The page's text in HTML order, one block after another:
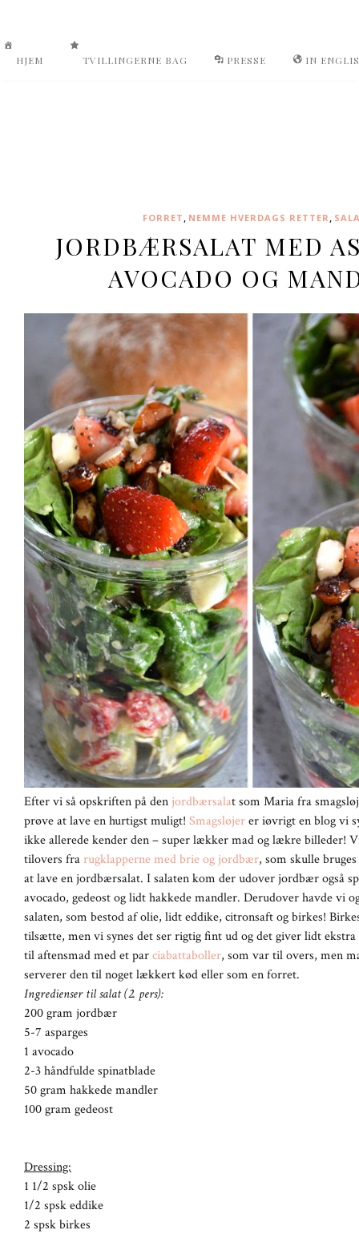
HJEM TVILLINGERNE BAG PRESSE IN
FORRET , NEMME HVERDAGS RETTER ,
JORDBÆRSALAT MED
AVOCADO OG
Efter vi så opskriften på den jordbærsalat som Maria fra
prøve at lave en hurtigst muligt! Smagsløjerer iøvrigt en blog vi
ikke allerede kender den – super lækker mad og lækre billeder!
tilovers frarugklapperne med brie og jordbær, som skulle
at lave en jordbærsalat. I salaten kom der udover jordbær også
avocado, gedeost og lidt hakkede mandler. Derudover havde vi
salaten, som bestod af olie, lidt eddike, citronsaft og birkes!
tilsætte, men vi synes det ser rigtig fint ud og det giver lidt ekstra
til aftensmad med et parciabattaboller, som var til overs, men
serverer den til noget lækkert kød eller som en forret.
Ingredienser til salat (2. pers):
200 gram jordbær
5-7 asparges
1 avocado
2-3 håndfulde spinatblade
50 gram hakkede mandler
100 gram gedeost
Dressing:
1 1/2 spsk olie
1/2 spsk eddike
2 spsk birkes